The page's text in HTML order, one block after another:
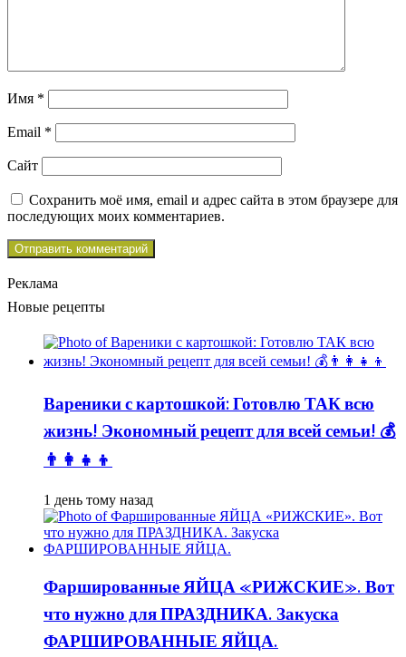
Имя *
Email *
Сайт
Сохранить моё имя, email и адрес сайта в этом браузере для
последующих моих комментариев.
Реклама
Новые рецепты
Вареники с картошкой: Готовлю ТАК всю
жизнь! Экономный рецепт для всей семьи! 💰
👨👩👧👦
1 день тому назад
Фаршированные ЯЙЦА «РИЖСКИЕ». Вот
что нужно для ПРАЗДНИКА. Закуска
ФАРШИРОВАННЫЕ ЯЙЦА.